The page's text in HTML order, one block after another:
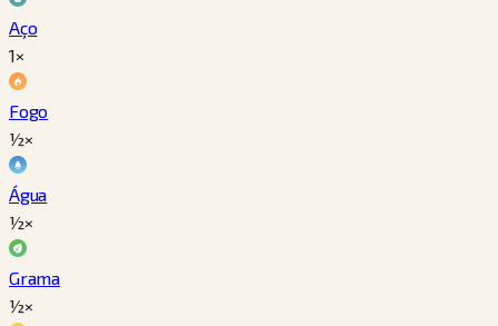
Aço
1×
Fogo
½×
Água
½×
Grama
½×